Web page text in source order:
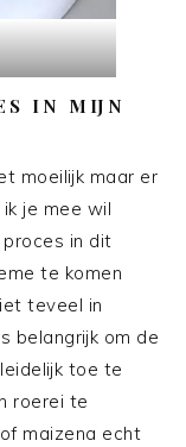
IN MIJN
moeilijk maar er
je mee wil
proces in dit
te komen
teveel in
belangrijk om de
toe te
roerei te
maizena echt